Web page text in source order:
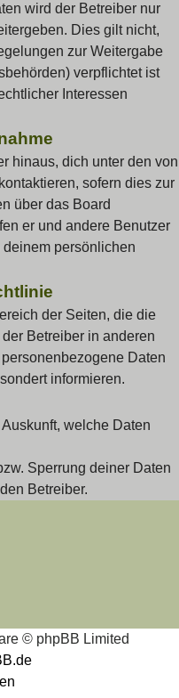
wird der Betreiber nur
Dies gilt nicht,
zur Weitergabe
verpflichtet ist
Interessen
hinaus, dich unter den von
sofern dies zur
über das Board
er und andere Benutzer
persönlichen
der Seiten, die die
Betreiber in anderen
Daten
informieren.
welche Daten
Sperrung deiner Daten
Betreiber.
© phpBB Limited